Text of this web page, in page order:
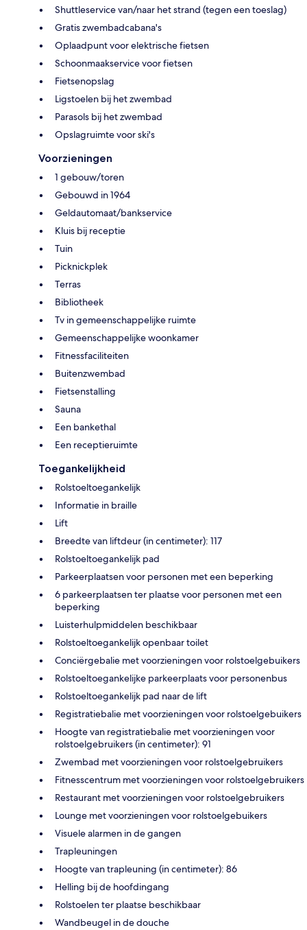
Shuttleservice van/naar het strand (tegen een toeslag)
Gratis zwembadcabana's
Oplaadpunt voor elektrische fietsen
Schoonmaakservice voor fietsen
Fietsenopslag
Ligstoelen bij het zwembad
Parasols bij het zwembad
Opslagruimte voor ski's
Voorzieningen
1 gebouw/toren
Gebouwd in 1964
Geldautomaat/bankservice
Kluis bij receptie
Tuin
Picknickplek
Terras
Bibliotheek
Tv in gemeenschappelijke ruimte
Gemeenschappelijke woonkamer
Fitnessfaciliteiten
Buitenzwembad
Fietsenstalling
Sauna
Een bankethal
Een receptieruimte
Toegankelijkheid
Rolstoeltoegankelijk
Informatie in braille
Lift
Breedte van liftdeur (in centimeter): 117
Rolstoeltoegankelijk pad
Parkeerplaatsen voor personen met een beperking
6 parkeerplaatsen ter plaatse voor personen met een
beperking
Luisterhulpmiddelen beschikbaar
Rolstoeltoegankelijk openbaar toilet
Conciërgebalie met voorzieningen voor rolstoelgebuikers
Rolstoeltoegankelijke parkeerplaats voor personenbus
Rolstoeltoegankelijk pad naar de lift
Registratiebalie met voorzieningen voor rolstoelgebuikers
Hoogte van registratiebalie met voorzieningen voor
rolstoelgebruikers (in centimeter): 91
Zwembad met voorzieningen voor rolstoelgebruikers
Fitnesscentrum met voorzieningen voor rolstoelgebruikers
Restaurant met voorzieningen voor rolstoelgebruikers
Lounge met voorzieningen voor rolstoelgebuikers
Visuele alarmen in de gangen
Trapleuningen
Hoogte van trapleuning (in centimeter): 86
Helling bij de hoofdingang
Rolstoelen ter plaatse beschikbaar
Wandbeugel in de douche